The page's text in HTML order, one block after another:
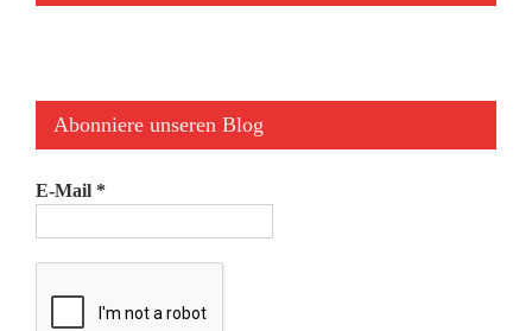
Abonniere unseren Blog
E-Mail *